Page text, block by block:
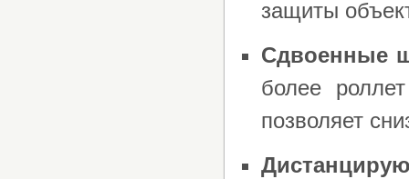
защиты
Сдвоенные
более
позволяет